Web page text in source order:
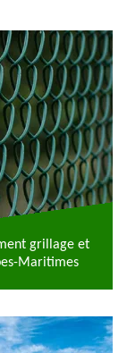
grillage et
Maritimes